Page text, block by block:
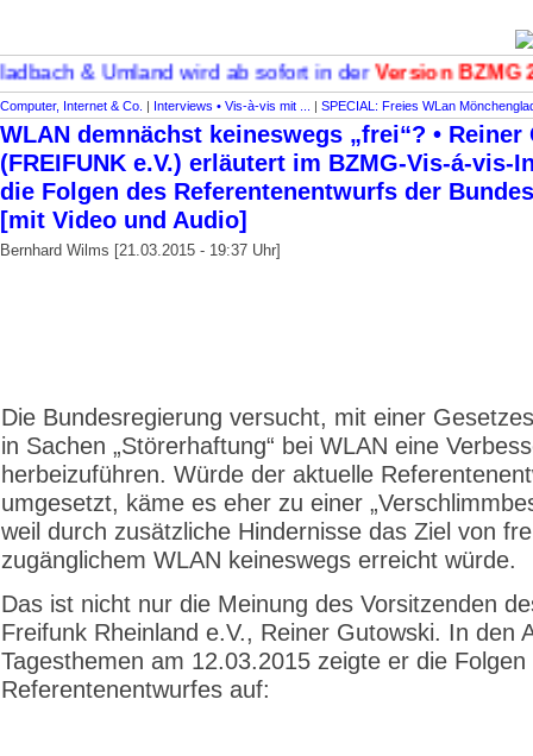
& Umland wird ab sofort in derVersion BZMG
Computer, Internet & Co. | Interviews • Vis-à-vis mit ... | SPECIAL: Freies WLan
WLAN demnächst keineswegs „frei“? •
(FREIFUNK e.V.) erläutert im BZMG-Vis-á-vis-
die Folgen des Referentenentwurfs der
[mit Video und Audio]
Bernhard Wilms [21.03.2015 - 19:37 Uhr]
Die Bundesregierung versucht, mit einer
in Sachen „Störerhaftung“ bei WLAN eine
herbeizuführen. Würde der aktuelle
umgesetzt, käme es eher zu einer
weil durch zusätzliche Hindernisse das Ziel von
zugänglichem WLAN keineswegs erreicht würde.
Das ist nicht nur die Meinung des Vorsitzenden
Freifunk Rheinland e.V., Reiner Gutowski. In den
Tagesthemen am 12.03.2015 zeigte er die Folgen
Referentenentwurfes auf: